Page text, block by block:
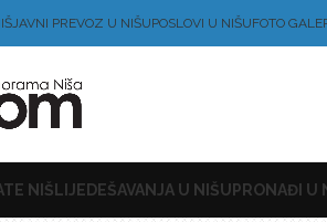
JAVNI PREVOZ U NIŠUPOSLOVI U NIŠUFOTO
NIŠLIJE DEŠAVANJA U NIŠU PRONAĐI U